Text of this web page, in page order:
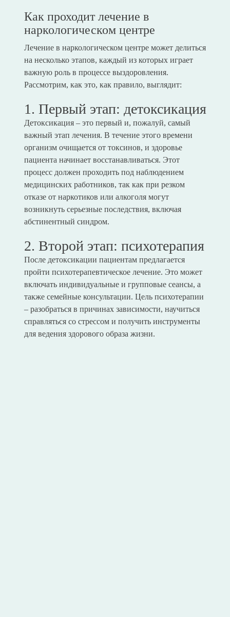
Как проходит лечение в
наркологическом центре
Лечение в наркологическом центре может делиться
на несколько этапов, каждый из которых играет
важную роль в процессе выздоровления.
Рассмотрим, как это, как правило, выглядит:
1. Первый этап: детоксикация
Детоксикация – это первый и, пожалуй, самый
важный этап лечения. В течение этого времени
организм очищается от токсинов, и здоровье
пациента начинает восстанавливаться. Этот
процесс должен проходить под наблюдением
медицинских работников, так как при резком
отказе от наркотиков или алкоголя могут
возникнуть серьезные последствия, включая
абстинентный синдром.
2. Второй этап: психотерапия
После детоксикации пациентам предлагается
пройти психотерапевтическое лечение. Это может
включать индивидуальные и групповые сеансы, а
также семейные консультации. Цель психотерапии
– разобраться в причинах зависимости, научиться
справляться со стрессом и получить инструменты
для ведения здорового образа жизни.